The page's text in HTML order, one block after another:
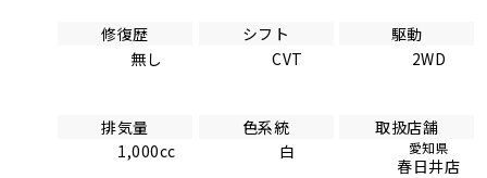
修復歴
無し
シフト
CVT
駆動
2WD
排気量
1,000cc
色系統
白
取扱店舗
愛知県
春日井店